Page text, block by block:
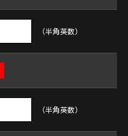
（半角英数）
（半角英数）